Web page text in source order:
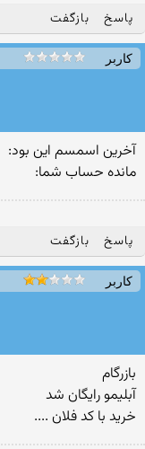
پاسخ بازگفت
کاربر
آخرین اسمسم این بود:
مانده حساب شما:
پاسخ بازگفت
کاربر
بازرگام
آبلیمو رایگان شد
خرید با کد فلان ....